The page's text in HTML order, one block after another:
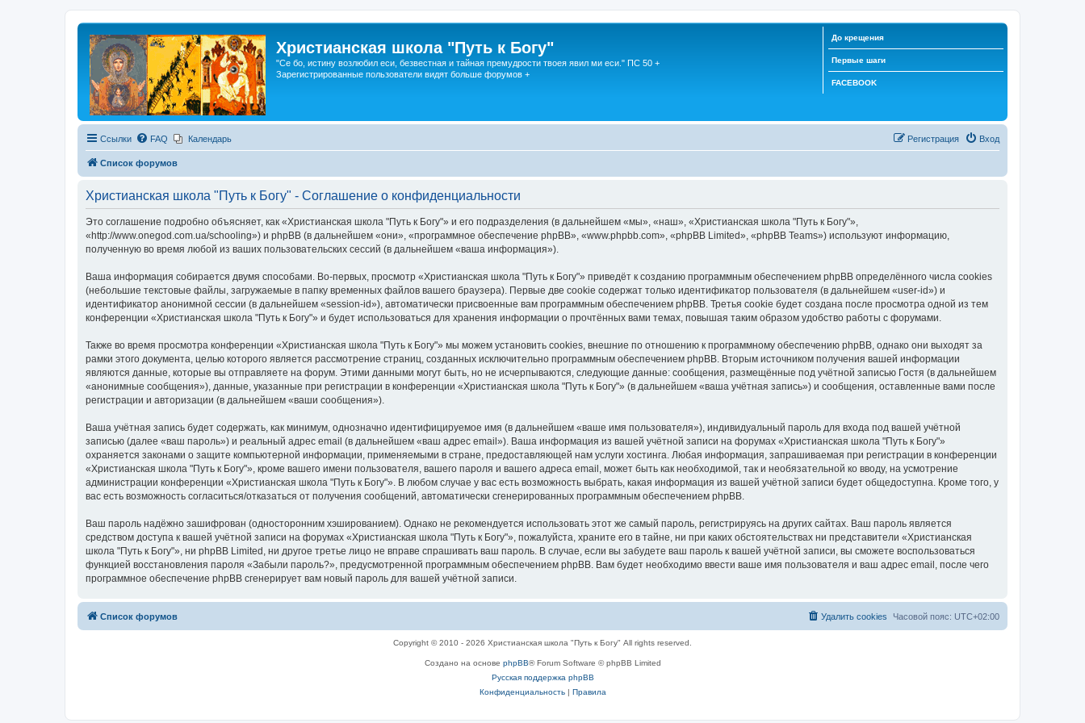
Христианская школа "Путь к Богу"
"Се бо, истину возлюбил еси, безвестная и тайная премудрости твоея явил ми еси." ПС 50 +
Зарегистрированные пользователи видят больше форумов +
До крещения
Первые шаги
FACEBOOK
Ссылки FAQ Календарь Вход
Регистрация
Список форумов
Христианская школа "Путь к Богу" - Соглашение о конфиденциальности
Это соглашение подробно объясняет, как «Христианская школа "Путь к Богу"» и его подразделения (в дальнейшем «мы», «наш», «Христианская школа "Путь к Богу"»,
«http://www.onegod.com.ua/schooling») и phpBB (в дальнейшем «они», «программное обеспечение phpBB», «www.phpbb.com», «phpBB Limited», «phpBB Teams») используют информацию,
полученную во время любой из ваших пользовательских сессий (в дальнейшем «ваша информация»).
Ваша информация собирается двумя способами. Во-первых, просмотр «Христианская школа "Путь к Богу"» приведёт к созданию программным обеспечением phpBB определённого числа cookies
(небольшие текстовые файлы, загружаемые в папку временных файлов вашего браузера). Первые две cookie содержат только идентификатор пользователя (в дальнейшем «user-id») и
идентификатор анонимной сессии (в дальнейшем «session-id»), автоматически присвоенные вам программным обеспечением phpBB. Третья cookie будет создана после просмотра одной из тем
конференции «Христианская школа "Путь к Богу"» и будет использоваться для хранения информации о прочтённых вами темах, повышая таким образом удобство работы с форумами.
Также во время просмотра конференции «Христианская школа "Путь к Богу"» мы можем установить cookies, внешние по отношению к программному обеспечению phpBB, однако они выходят за
рамки этого документа, целью которого является рассмотрение страниц, созданных исключительно программным обеспечением phpBB. Вторым источником получения вашей информации
являются данные, которые вы отправляете на форум. Этими данными могут быть, но не исчерпываются, следующие данные: сообщения, размещённые под учётной записью Гостя (в дальнейшем
«анонимные сообщения»), данные, указанные при регистрации в конференции «Христианская школа "Путь к Богу"» (в дальнейшем «ваша учётная запись») и сообщения, оставленные вами после
регистрации и авторизации (в дальнейшем «ваши сообщения»).
Ваша учётная запись будет содержать, как минимум, однозначно идентифицируемое имя (в дальнейшем «ваше имя пользователя»), индивидуальный пароль для входа под вашей учётной
записью (далее «ваш пароль») и реальный адрес email (в дальнейшем «ваш адрес email»). Ваша информация из вашей учётной записи на форумах «Христианская школа "Путь к Богу"»
охраняется законами о защите компьютерной информации, применяемыми в стране, предоставляющей нам услуги хостинга. Любая информация, запрашиваемая при регистрации в конференции
«Христианская школа "Путь к Богу"», кроме вашего имени пользователя, вашего пароля и вашего адреса email, может быть как необходимой, так и необязательной ко вводу, на усмотрение
администрации конференции «Христианская школа "Путь к Богу"». В любом случае у вас есть возможность выбрать, какая информация из вашей учётной записи будет общедоступна. Кроме того, у
вас есть возможность согласиться/отказаться от получения сообщений, автоматически сгенерированных программным обеспечением phpBB.
Ваш пароль надёжно зашифрован (односторонним хэшированием). Однако не рекомендуется использовать этот же самый пароль, регистрируясь на других сайтах. Ваш пароль является
средством доступа к вашей учётной записи на форумах «Христианская школа "Путь к Богу"», пожалуйста, храните его в тайне, ни при каких обстоятельствах ни представители «Христианская
школа "Путь к Богу"», ни phpBB Limited, ни другое третье лицо не вправе спрашивать ваш пароль. В случае, если вы забудете ваш пароль к вашей учётной записи, вы сможете воспользоваться
функцией восстановления пароля «Забыли пароль?», предусмотренной программным обеспечением phpBB. Вам будет необходимо ввести ваше имя пользователя и ваш адрес email, после чего
программное обеспечение phpBB сгенерирует вам новый пароль для вашей учётной записи.
Список форумов Часовой пояс: UTC+02:00
Удалить cookies
Copyright © 2010 - 2026 Христианская школа "Путь к Богу" All rights reserved.
Создано на основе phpBB® Forum Software © phpBB Limited
Русская поддержка phpBB
Конфиденциальность| Правила